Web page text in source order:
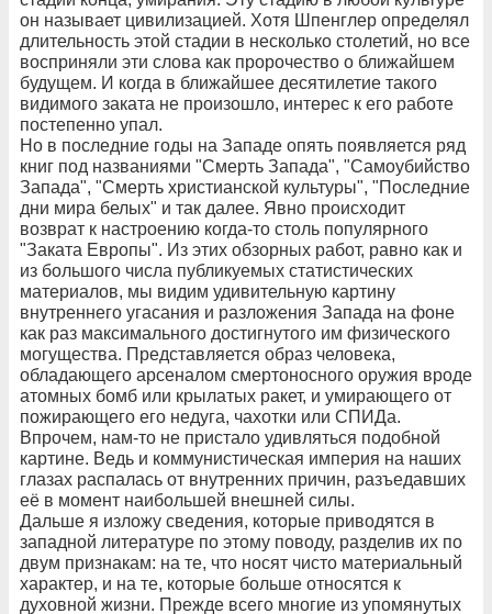
он называет цивилизацией. Хотя Шпенглер определял
длительность этой стадии в несколько столетий, но все
восприняли эти слова как пророчество о ближайшем
будущем. И когда в ближайшее десятилетие такого
видимого заката не произошло, интерес к его работе
постепенно упал.
Но в последние годы на Западе опять появляется ряд
книг под названиями "Смерть Запада", "Самоубийство
Запада", "Смерть христианской культуры", "Последние
дни мира белых" и так далее. Явно происходит
возврат к настроению когда-то столь популярного
"Заката Европы". Из этих обзорных работ, равно как и
из большого числа публикуемых статистических
материалов, мы видим удивительную картину
внутреннего угасания и разложения Запада на фоне
как раз максимального достигнутого им физического
могущества. Представляется образ человека,
обладающего арсеналом смертоносного оружия вроде
атомных бомб или крылатых ракет, и умирающего от
пожирающего его недуга, чахотки или СПИДа.
Впрочем, нам-то не пристало удивляться подобной
картине. Ведь и коммунистическая империя на наших
глазах распалась от внутренних причин, разъедавших
её в момент наибольшей внешней силы.
Дальше я изложу сведения, которые приводятся в
западной литературе по этому поводу, разделив их по
двум признакам: на те, что носят чисто материальный
характер, и на те, которые больше относятся к
духовной жизни. Прежде всего многие из упомянутых